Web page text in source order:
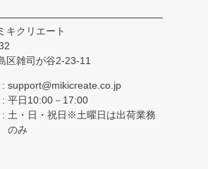
ップ
キクリエート
区雑司が谷2-23-11
support@mikicreate.co.jp
平日10:00－17:00
土・日・祝日※土曜日は出荷業務
のみ